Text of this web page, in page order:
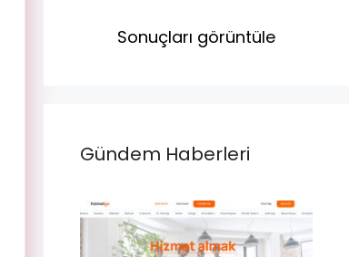
Sonuçları görüntüle
Gündem Haberleri